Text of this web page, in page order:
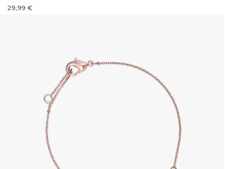
REGULÄRER PREIS:
29,99 €